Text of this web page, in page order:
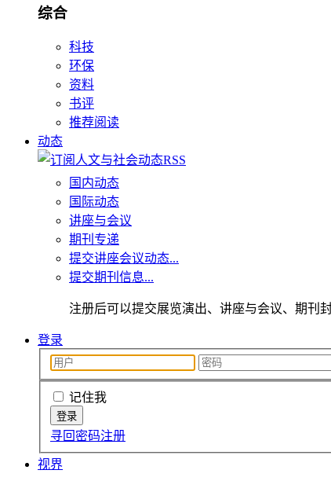
综合
科技
环保
资料
书评
推荐阅读
动态
国内动态
国际动态
讲座与会议
期刊专递
提交讲座会议动态...
提交期刊信息...
注册后可以提交展览演出、讲座与会议、期刊
登录
记住我
寻回密码注册
视界